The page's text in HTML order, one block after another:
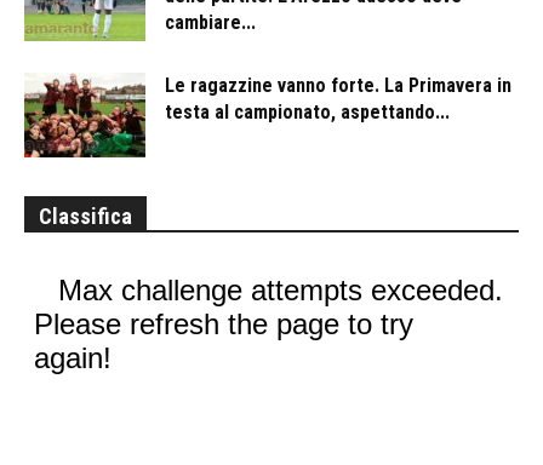
cambiare...
Le ragazzine vanno forte. La Primavera in
testa al campionato, aspettando...
Classifica